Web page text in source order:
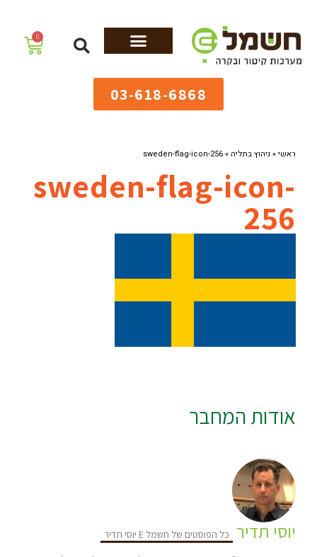
0
03-618-6868
ראשי»גיהוץ בתליה »
sweden-flag-icon-256
sweden-flag-icon-
256
אודות המחבר
יוסי תדיר כל הפוסטים של חשמל E יוסי תדיר